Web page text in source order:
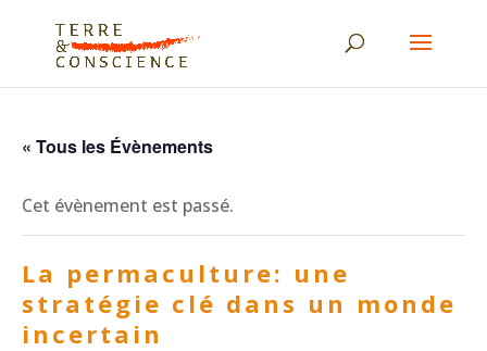
« Tous les Évènements
Cet évènement est passé.
La permaculture: une
stratégie clé dans un monde
incertain